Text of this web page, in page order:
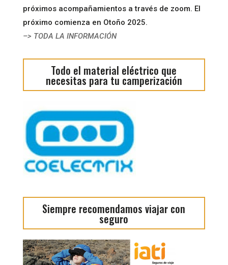
próximos acompañamientos a través de zoom. El
próximo comienza en Otoño 2025.
–> TODA LA INFORMACIÓN
Todo el material eléctrico que
necesitas para tu camperización
Siempre recomendamos viajar con
seguro